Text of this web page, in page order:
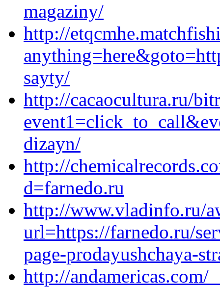
magaziny/
http://
sayty/
http://cacaocultura.ru/
dizayn/
http://
d=farnedo.ru
http://www.vladinfo.ru/
url=https://farnedo.ru/
page-prodayushchaya-
http://andamericas.com/